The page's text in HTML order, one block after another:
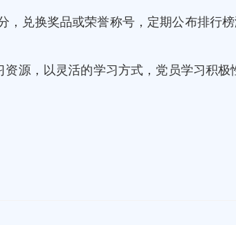
兑换奖品或荣誉称号，定期公布排行榜
源，以灵活的学习方式，党员学习积